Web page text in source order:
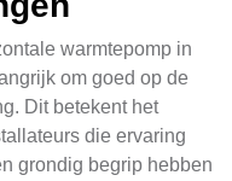
warmtepomp in
om goed op de
Dit betekent het
die ervaring
grondig begrip hebben